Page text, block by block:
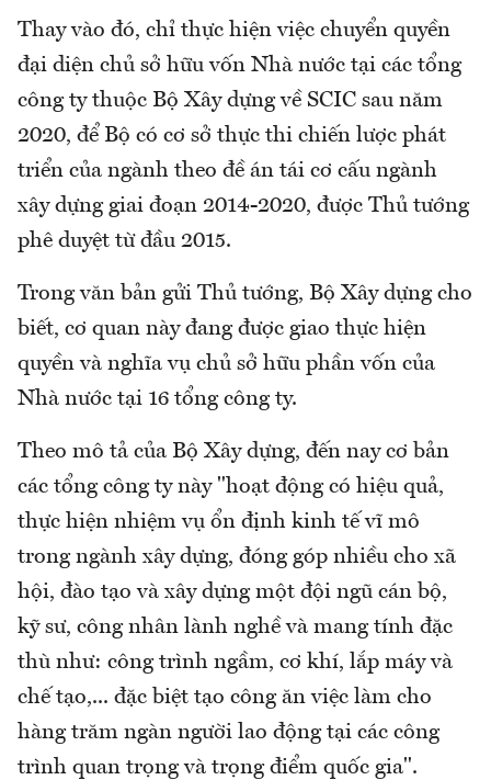
Thay vào đó, chỉ thực hiện việc chuyển quyền
đại diện chủ sở hữu vốn Nhà nước tại các tổng
công ty thuộc Bộ Xây dựng về SCIC sau năm
2020, để Bộ có cơ sở thực thi chiến lược phát
triển của ngành theo đề án tái cơ cấu ngành
xây dựng giai đoạn 2014-2020, được Thủ tướng
phê duyệt từ đầu 2015.
Trong văn bản gửi Thủ tướng, Bộ Xây dựng cho
biết, cơ quan này đang được giao thực hiện
quyền và nghĩa vụ chủ sở hữu phần vốn của
Nhà nước tại 16 tổng công ty.
Theo mô tả của Bộ Xây dựng, đến nay cơ bản
các tổng công ty này "hoạt động có hiệu quả,
thực hiện nhiệm vụ ổn định kinh tế vĩ mô
trong ngành xây dựng, đóng góp nhiều cho xã
hội, đào tạo và xây dựng một đội ngũ cán bộ,
kỹ sư, công nhân lành nghề và mang tính đặc
thù như: công trình ngầm, cơ khí, lắp máy và
chế tạo,... đặc biệt tạo công ăn việc làm cho
hàng trăm ngàn người lao động tại các công
trình quan trọng và trọng điểm quốc gia".